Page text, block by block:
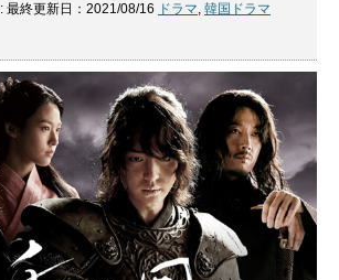
: 最終更新日：2021/08/16 ドラマ, 韓国ドラマ